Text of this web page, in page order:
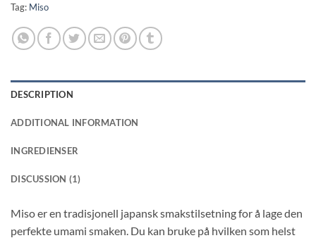
Tag: Miso
DESCRIPTION
ADDITIONAL INFORMATION
INGREDIENSER
DISCUSSION (1)
Miso er en tradisjonell japansk smakstilsetning for å lage den
perfekte umami smaken. Du kan bruke på hvilken som helst